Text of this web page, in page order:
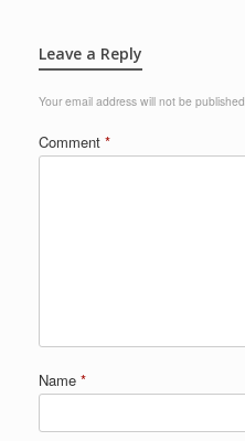
Leave a Reply
Your email address will not be published.
Comment *
Name *